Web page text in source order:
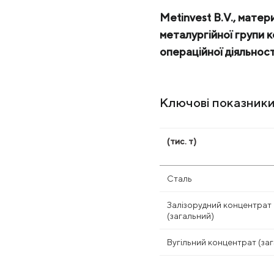
Metinvest B.V.,
металургійної групи
операційної
Ключові показники
(тис. т)
Сталь
Залізорудний концентрат
(загальний)
Вугільний концентрат